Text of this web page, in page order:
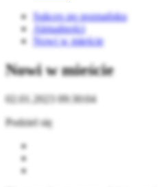
Sukces po poznańsku
Aktualności
Nowi w mieście
Nowi w mieście
02.01.2023 09:30:04
Podziel się